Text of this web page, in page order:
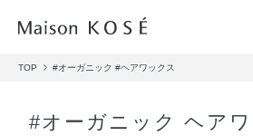
TOP #オーガニック #ヘアワックス
#オーガニック ヘア